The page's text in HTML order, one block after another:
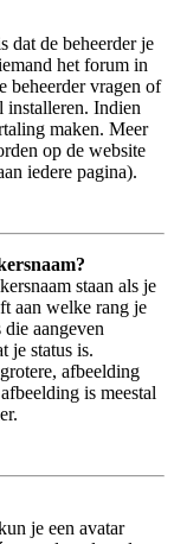
dat de beheerder je
het forum in
beheerder vragen of
installeren. Indien
maken. Meer
op de website
iedere pagina).
staan als je
aan welke rang je
aangeven
je status is.
afbeelding
is meestal
je een avatar